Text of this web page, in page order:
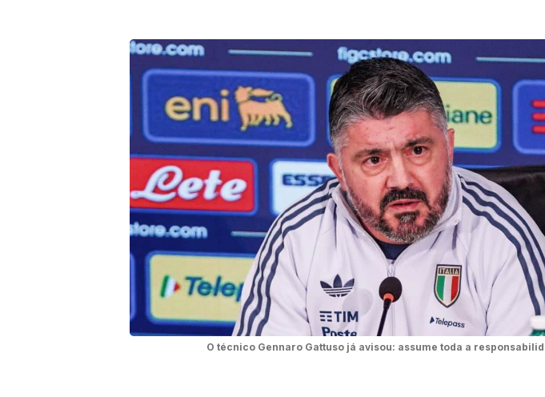
O técnico Gennaro Gattuso já avisou: assume toda a